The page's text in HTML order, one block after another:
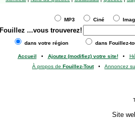
MP3 Ciné
Fouillez ...vous trouverez!
dans votre région dans Fouillez-
Accueil • Ajoutez (modifiez) votre site!•
À propos de Fouillez-Tout• Annoncez
Site